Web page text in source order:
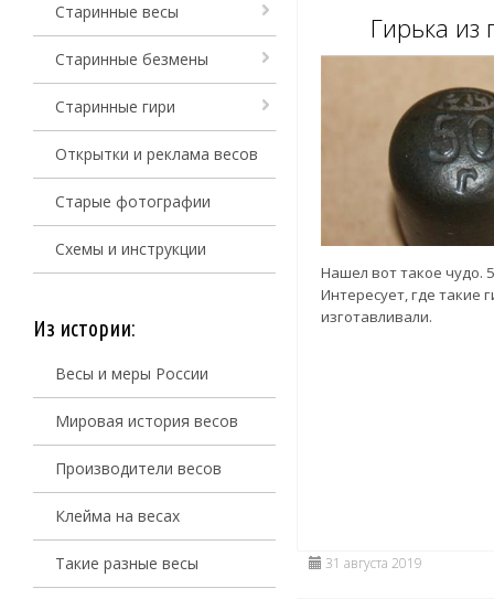
Старинные весы
Старинные безмены
Старинные гири
Открытки и реклама весов
Старые фотографии
Схемы и инструкции
Из истории:
Весы и меры России
Мировая история весов
Производители весов
Клейма на весах
Такие разные весы
Гирька из
Нашел вот такое чудо.
Интересует, где такие
изготавливали.
31 августа 2019